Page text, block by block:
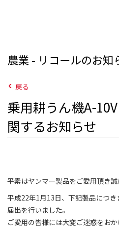
農業 - リコールのお知
戻る
乗用耕うん機A-
関するお知らせ
平素はヤンマー製品をご愛用頂き誠
平成22年1月13日、下記製品につ
届出を行いました。
ご愛用の皆様には大変ご迷惑をお